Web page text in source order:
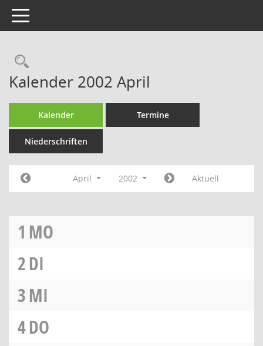
Toggle navigation
Rechercheauswahl
Kalender 2002 April
Kalender Termine
Niederschriften
April 2002 Aktuell
1 MO
2DI
3MI
4DO